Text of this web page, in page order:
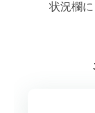
状況欄